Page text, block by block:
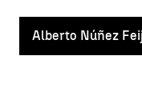
Alberto Núñez